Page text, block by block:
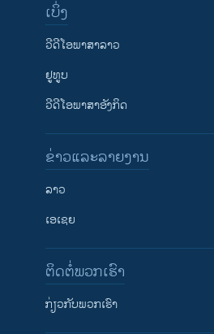
ເບິ່ງ
ວີດີໂອພາສາລາວ
ຢູທູບ
ວີດີໂອພາສາອັງກິດ
ຂ່າວແລະລາຍງານ
ລາວ
ເອເຊຍ
ຕິດຕໍ່ພວກເຮົາ
ກ່ຽວກັບພວກເຮົາ